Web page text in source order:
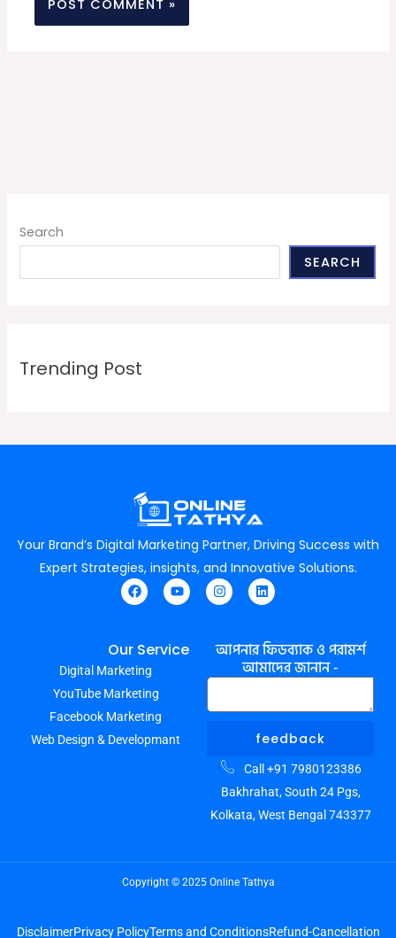
Search
SEARCH
Trending Post
Your Brand’s Digital Marketing Partner, Driving Success with
Expert Strategies, insights, and Innovative Solutions.
F
e
b
o
o
k
Y
t
u
I
t
a
g
m
L
k
e
d
Our Service
Digital Marketing
YouTube Marketing
Facebook Marketing
Web Design & Developmant
আপনার ফিডব্যাক ও পরামর্শ
আমাদের জানান -
feedback
Call +91 7980123386
Bakhrahat, South 24 Pgs,
Kolkata, West Bengal 743377
Copyright © 2025 Online Tathya
DisclaimerPrivacy PolicyTerms and ConditionsRefund-Cancellation